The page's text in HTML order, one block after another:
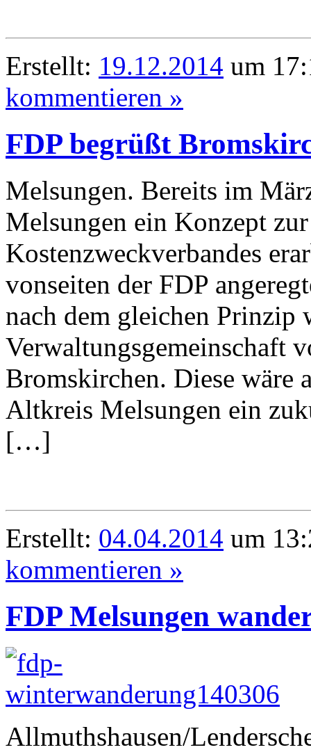
Erstellt: 19.12.2014 um
kommentieren »
FDP begrüßt
Melsungen. Bereits im
Melsungen ein Konzept
Kostenzweckverbandes
vonseiten der FDP
nach dem gleichen Prinzip
Verwaltungsgemeinschaft
Bromskirchen. Diese wäre
Altkreis Melsungen ein
[…]
Erstellt: 04.04.2014 um
kommentieren »
FDP Melsungen
Allmuthshausen/